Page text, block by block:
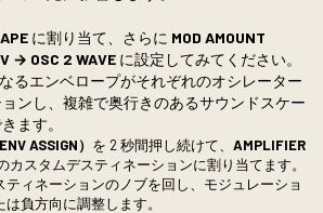
に割り当て、さらに MOD AMOUNT
→ OSC 2 WAVE に設定してみてください。
るエンベロープがそれぞれのオシレーター
ンし、複雑で奥行きのあるサウンドスケー
ます。
ASSIGN） を 2 秒間押し続けて、 AMPLIFIER
カスタムデスティネーションに割り当てます。
ティネーションのノブを回し、モジュレーショ
負方向に調整します。